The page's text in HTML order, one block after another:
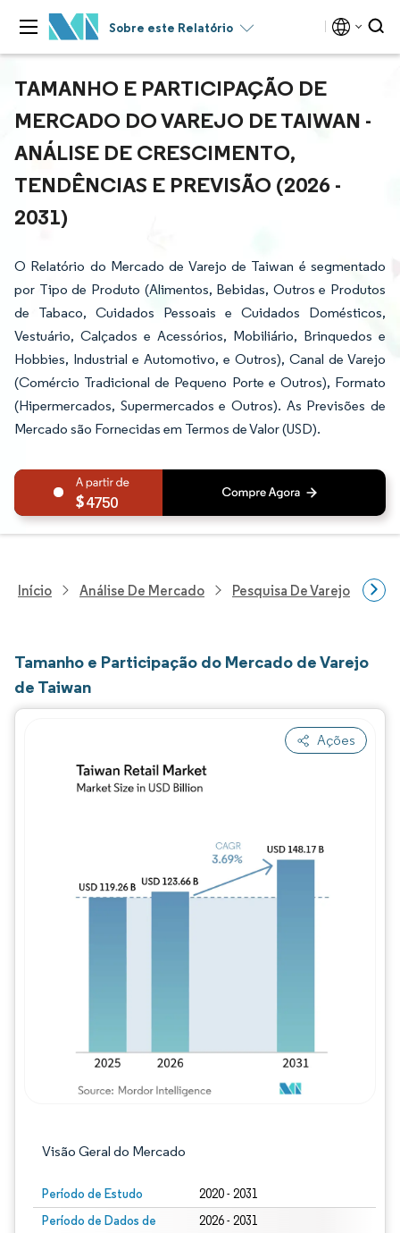
Sobre este Relatório
TAMANHO E PARTICIPAÇÃO DE
MERCADO DO VAREJO DE TAIWAN -
ANÁLISE DE CRESCIMENTO,
TENDÊNCIAS E PREVISÃO (2026 -
2031)
O Relatório do Mercado de Varejo de Taiwan é segmentado
por Tipo de Produto (Alimentos, Bebidas, Outros e Produtos
de Tabaco, Cuidados Pessoais e Cuidados Domésticos,
Vestuário, Calçados e Acessórios, Mobiliário, Brinquedos e
Hobbies, Industrial e Automotivo, e Outros), Canal de Varejo
(Comércio Tradicional de Pequeno Porte e Outros), Formato
(Hipermercados, Supermercados e Outros). As Previsões de
Mercado são Fornecidas em Termos de Valor (USD).
4750
Início Análise De Mercado Pesquisa De Varejo
Tamanho e Participação do Mercado de Varejo
de Taiwan
Ações
Visão Geral do Mercado
Período de Estudo 2020 - 2031
Período de Dados de
2026 - 2031